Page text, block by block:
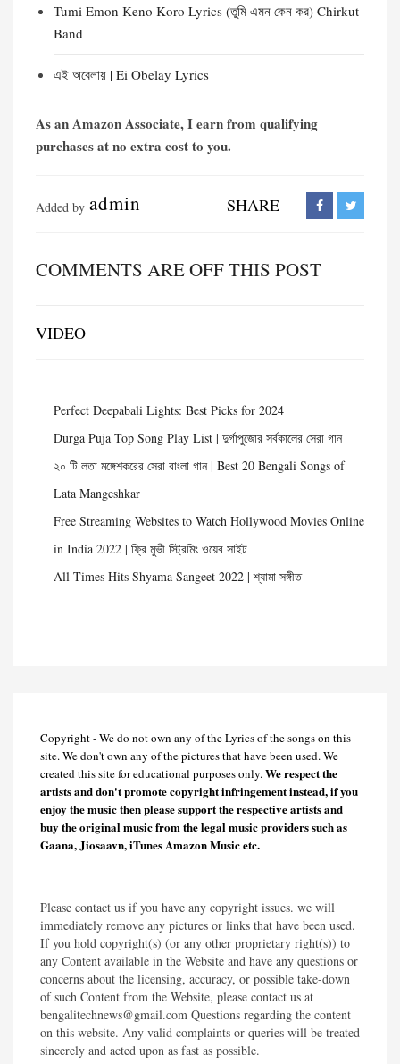
Tumi Emon Keno Koro Lyrics (তুমি এমন কেন কর) Chirkut
Band
এই অবেলায় | Ei Obelay Lyrics
As an Amazon Associate, I earn from qualifying
purchases at no extra cost to you.
Added by admin SHARE
COMMENTS ARE OFF THIS POST
VIDEO
Perfect Deepabali Lights: Best Picks for 2024
Durga Puja Top Song Play List | দুর্গাপুজোর সর্বকালের সেরা গান
২০ টি লতা মঙ্গেশকরের সেরা বাংলা গান | Best 20 Bengali Songs of
Lata Mangeshkar
Free Streaming Websites to Watch Hollywood Movies Online
in India 2022 | ফ্রি মুভী স্ট্রিমিং ওয়েব সাইট
All Times Hits Shyama Sangeet 2022 | শ্যামা সঙ্গীত
Copyright - We do not own any of the Lyrics of the songs on this
site. We don't own any of the pictures that have been used. We
created this site for educational purposes only.We respect the
artists and don't promote copyright infringement instead, if you
enjoy the music then please support the respective artists and
buy the original music from the legal music providers such as
Gaana, Jiosaavn, iTunes Amazon Music etc.
Please contact us if you have any copyright issues. we will
immediately remove any pictures or links that have been used.
If you hold copyright(s) (or any other proprietary right(s)) to
any Content available in the Website and have any questions or
concerns about the licensing, accuracy, or possible take-down
of such Content from the Website, please contact us at
bengalitechnews@gmail.com Questions regarding the content
on this website. Any valid complaints or queries will be treated
sincerely and acted upon as fast as possible.​